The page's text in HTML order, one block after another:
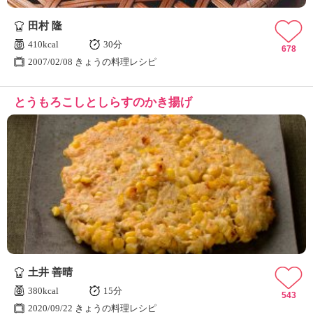
田村 隆
410kcal
30分
2007/02/08 きょうの料理レシピ
678
とうもろこしとしらすのかき揚げ
土井 善晴
380kcal
15分
2020/09/22 きょうの料理レシピ
543